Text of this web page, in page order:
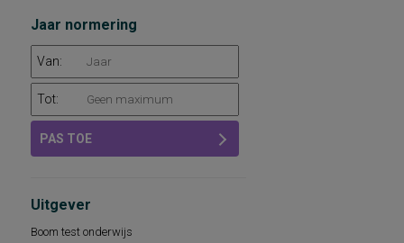
Jaar normering
Van:
Tot:
PAS TOE
Uitgever
Boom test onderwijs